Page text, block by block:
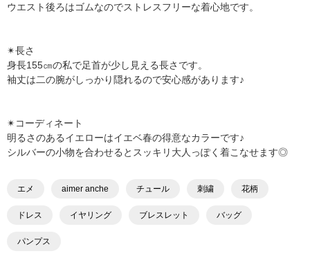
ウエスト後ろはゴムなのでストレスフリーな着心地です。
✴︎長さ
身長155㎝の私で足首が少し見える長さです。
袖丈は二の腕がしっかり隠れるので安心感があります♪
✴︎コーディネート
明るさのあるイエローはイエベ春の得意なカラーです♪
シルバーの小物を合わせるとスッキリ大人っぽく着こなせます◎
エメ aimer anche チュール 刺繍 花柄
ドレス イヤリング ブレスレット バッグ
パンプス